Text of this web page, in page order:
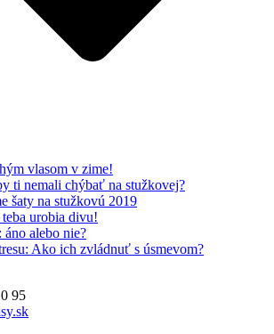
vlasom v zime!
ti nemali chýbať na stužkovej?
šaty na stužkovú 2019
urobia divu!
alebo nie?
Ako ich zvládnuť s úsmevom?
95